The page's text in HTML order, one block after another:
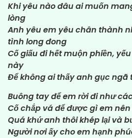
Khi yêu nào đâu ai muốn
lòng
Anh yêu em yêu chân thành
tình long đong
Cố giấu đi hết muộn phiền,
này
Để không ai thấy anh gục ngã
Buông tay để em rời đi như
Cố chắp vá để được gì em
Quá khứ anh thôi khép lại và
Người nơi ấy cho em hạnh